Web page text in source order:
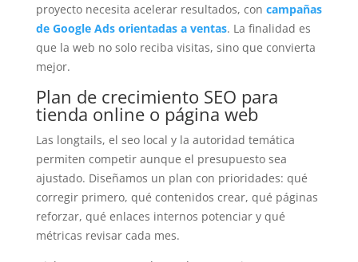
proyecto necesita acelerar resultados, con campañas
de Google Ads orientadas a ventas. La finalidad es
que la web no solo reciba visitas, sino que convierta
mejor.
Plan de crecimiento SEO para
tienda online o página web
Las longtails, el seo local y la autoridad temática
permiten competir aunque el presupuesto sea
ajustado. Diseñamos un plan con prioridades: qué
corregir primero, qué contenidos crear, qué páginas
reforzar, qué enlaces internos potenciar y qué
métricas revisar cada mes.